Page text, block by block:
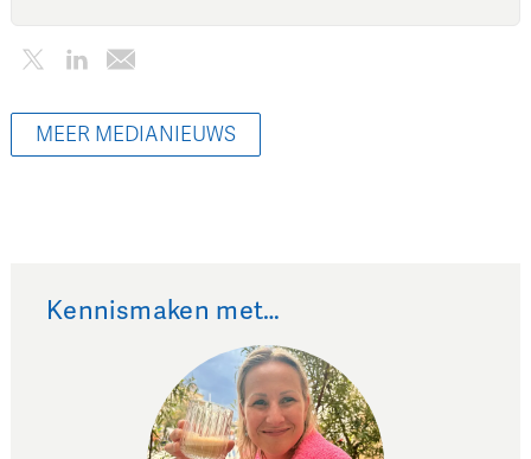
MEER MEDIANIEUWS
Kennismaken met…